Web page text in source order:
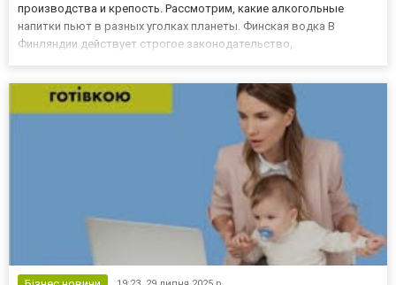
производства и крепость. Рассмотрим, какие алкогольные
напитки пьют в разных уголках планеты. Финская водка В
Финляндии действует строгое законодательство,
отличается высочайшим качеством. Наибольшей поп...